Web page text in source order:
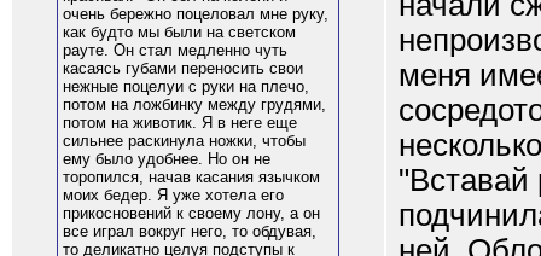
очень бережно поцеловал мне руку,
как будто мы были на светском
рауте. Он стал медленно чуть
касаясь губами переносить свои
нежные поцелуи с руки на плечо,
потом на ложбинку между грудями,
потом на животик. Я в неге еще
сильнее раскинула ножки, чтобы
ему было удобнее. Но он не
торопился, начав касания язычком
моих бедер. Я уже хотела его
прикосновений к своему лону, а он
все играл вокруг него, то обдувая,
то деликатно целуя подступы к
меня
"Вставай